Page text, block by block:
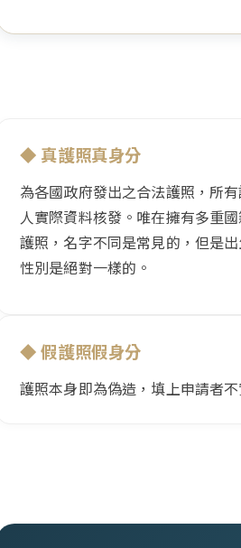
◆ 真護照真身分
為各國政府發出之合法護照，所
人實際資料核發。唯在擁有多重
護照，名字不同是常見的，但是
性別是絕對一樣的。
◆ 假護照假身分
護照本身即為偽造，填上申請者不